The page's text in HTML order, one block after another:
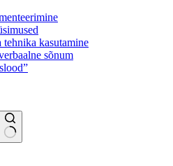
kasutamine
sõnum